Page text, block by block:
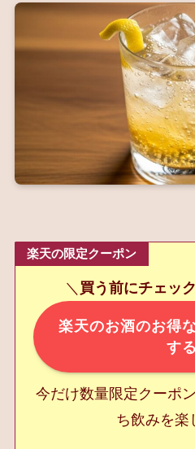
楽天の限定クーポン
＼ 買う前にチェッ
楽天のお酒のお得
する
今だけ数量限定クーポ
ち飲みを楽